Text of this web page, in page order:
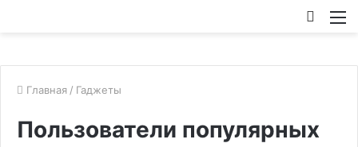
Главная / Гаджеты
Пользователи популярных